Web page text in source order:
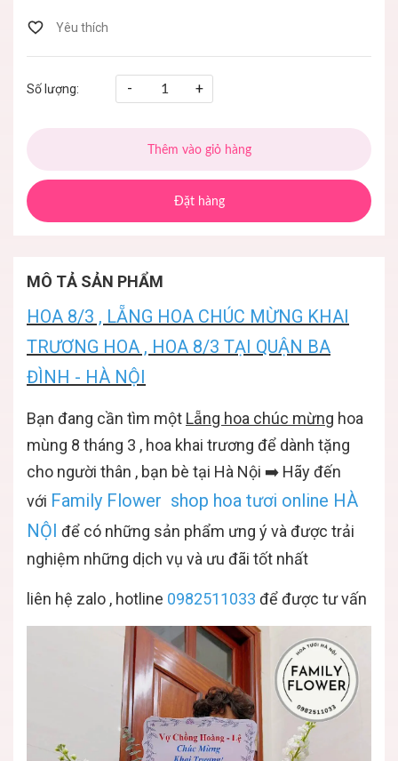
Số lượng: - +
Thêm vào giỏ hàng
Đặt hàng
MÔ TẢ SẢN PHẨM
HOA 8/3 , LẴNG HOA CHÚC MỪNG KHAI
TRƯƠNG HOA , HOA 8/3 TẠI QUẬN BA
ĐÌNH - HÀ NỘI
Bạn đang cần tìm một Lẵng hoa chúc mừng hoa
mùng 8 tháng 3 , hoa khai trương để dành tặng
cho người thân , bạn bè tại Hà Nội ➡️ Hãy đến
với Family Flower shop hoa tươi online HÀ
NỘI để có những sản phẩm ưng ý và được trải
nghiệm những dịch vụ và ưu đãi tốt nhất
liên hệ zalo , hotline 0982511033 để được tư vấn